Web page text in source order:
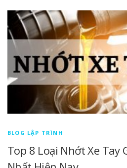
BLOG LẬP TRÌNH
Top 8 Loại Nhớt Xe Tay